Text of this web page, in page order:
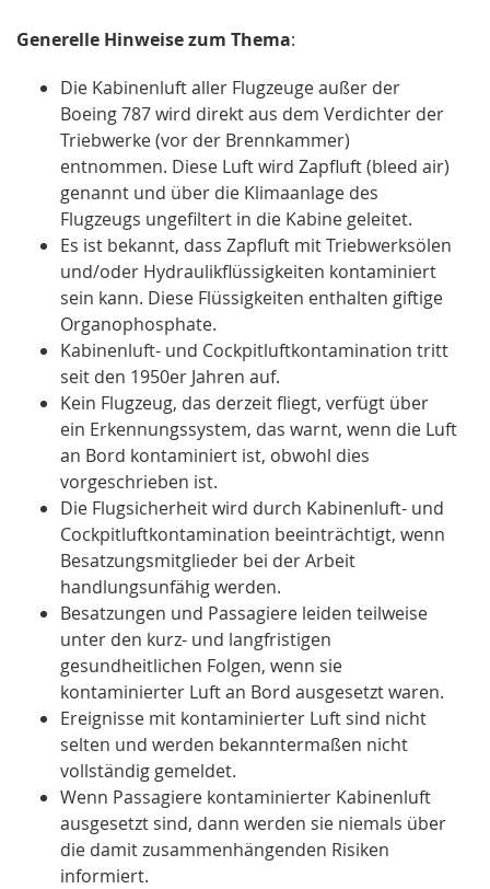
Generelle Hinweise zum Thema:
Die Kabinenluft aller Flugzeuge außer der
Boeing 787 wird direkt aus dem Verdichter der
Triebwerke (vor der Brennkammer)
entnommen. Diese Luft wird Zapfluft (bleed air)
genannt und über die Klimaanlage des
Flugzeugs ungefiltert in die Kabine geleitet.
Es ist bekannt, dass Zapfluft mit Triebwerksölen
und/oder Hydraulikflüssigkeiten kontaminiert
sein kann. Diese Flüssigkeiten enthalten giftige
Organophosphate.
Kabinenluft- und Cockpitluftkontamination tritt
seit den 1950er Jahren auf.
Kein Flugzeug, das derzeit fliegt, verfügt über
ein Erkennungssystem, das warnt, wenn die Luft
an Bord kontaminiert ist, obwohl dies
vorgeschrieben ist.
Die Flugsicherheit wird durch Kabinenluft- und
Cockpitluftkontamination beeinträchtigt, wenn
Besatzungsmitglieder bei der Arbeit
handlungsunfähig werden.
Besatzungen und Passagiere leiden teilweise
unter den kurz- und langfristigen
gesundheitlichen Folgen, wenn sie
kontaminierter Luft an Bord ausgesetzt waren.
Ereignisse mit kontaminierter Luft sind nicht
selten und werden bekanntermaßen nicht
vollständig gemeldet.
Wenn Passagiere kontaminierter Kabinenluft
ausgesetzt sind, dann werden sie niemals über
die damit zusammenhängenden Risiken
informiert.